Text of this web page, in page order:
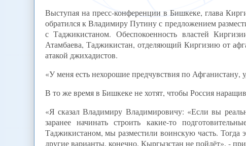
Выступая на пресс-конференции в Бишкеке, глава
обратился к Владимиру Путину с предложением
с Таджикистаном. Обеспокоенность властей
Атамбаева, Таджикистан, отделяющий Киргизию от
атакой джихадистов.
«У меня есть нехорошие предчувствия по
В то же время в Бишкеке не хотят, чтобы Россия
«Я сказал Владимиру Владимировичу: «Если вы
заранее начинать строить какие-то
Таджикистаном, мы разместили воинскую часть.
другие варианты, конечно, Кыргызстан не пойдёт», -